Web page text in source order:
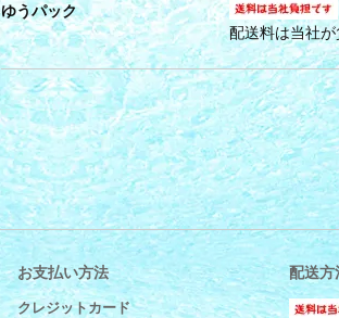
ゆうパック
配送料は当社
お支払い方法
クレジットカード
配送方